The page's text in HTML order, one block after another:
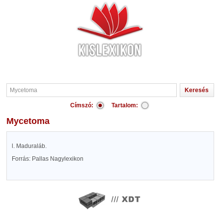
Címszó: Tartalom:
Mycetoma
l. Maduraláb.
Forrás: Pallas Nagylexikon